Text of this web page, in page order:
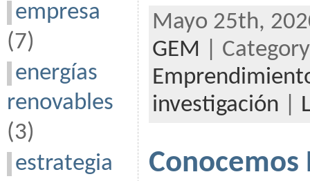
empresa
(7)
energías
renovables
(3)
estrategia
Mayo 25th,
GEM |
investigación
Conocemos